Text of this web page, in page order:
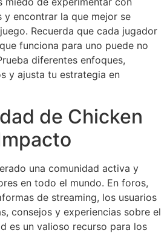
y encontrar la que mejor se
Recuerda que cada jugador
funciona para uno puede no
diferentes enfoques,
y ajusta tu estrategia en
de Chicken
una comunidad activa y
en todo el mundo. En foros,
de streaming, los usuarios
consejos y experiencias sobre el
es un valioso recurso para los